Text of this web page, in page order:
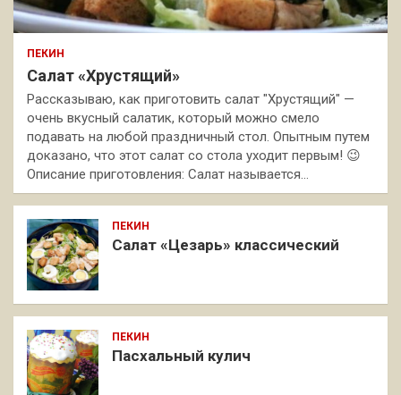
ПЕКИН
Салат «Хрустящий»
Рассказываю, как приготовить салат "Хрустящий" —
очень вкусный салатик, который можно смело
подавать на любой праздничный стол. Опытным путем
доказано, что этот салат со стола уходит первым! 😉
Описание приготовления: Салат называется…
ПЕКИН
Салат «Цезарь» классический
ПЕКИН
Пасхальный кулич